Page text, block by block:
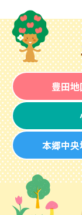
豊田
本郷中